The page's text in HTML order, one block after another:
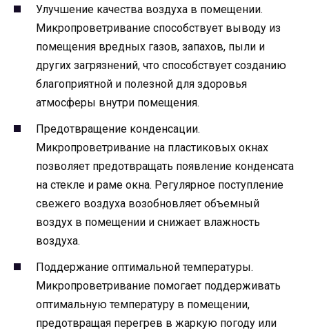
Улучшение качества воздуха в помещении.
Микропроветривание способствует выводу из
помещения вредных газов, запахов, пыли и
других загрязнений, что способствует созданию
благоприятной и полезной для здоровья
атмосферы внутри помещения.
Предотвращение конденсации.
Микропроветривание на пластиковых окнах
позволяет предотвращать появление конденсата
на стекле и раме окна. Регулярное поступление
свежего воздуха возобновляет объемный
воздух в помещении и снижает влажность
воздуха.
Поддержание оптимальной температуры.
Микропроветривание помогает поддерживать
оптимальную температуру в помещении,
предотвращая перегрев в жаркую погоду или